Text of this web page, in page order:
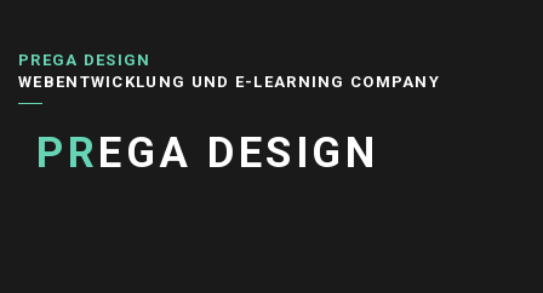
PREGA DESIGN
WEBENTWICKLUNG UND E-LEARNING COMPANY
PREGA DESIGN